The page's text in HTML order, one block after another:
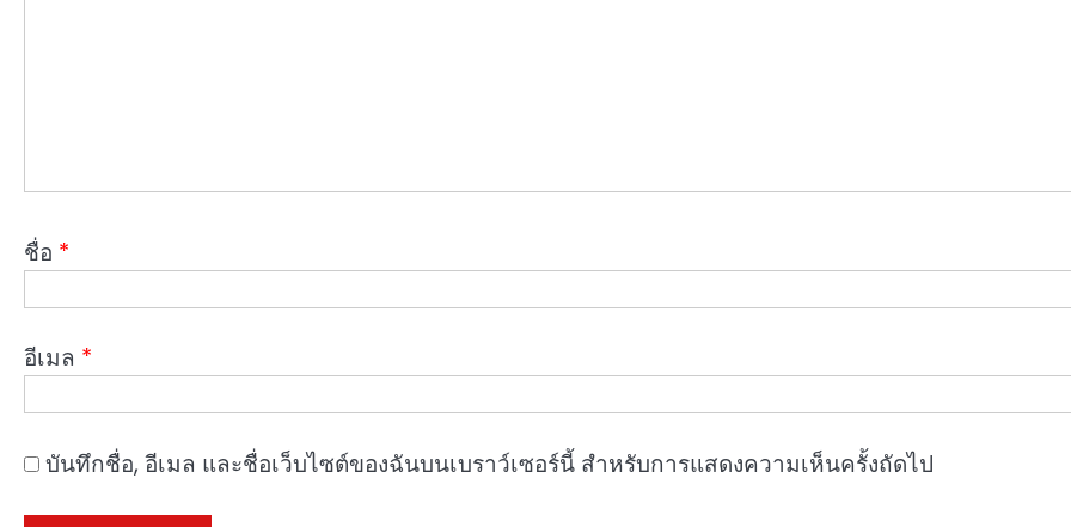
ชื่อ *
อีเมล *
บันทึกชื่อ, อีเมล และชื่อเว็บไซต์ของฉันบนเบราว์เซอร์นี้ สำหรับการแสดงความเห็นครั้งถัดไป